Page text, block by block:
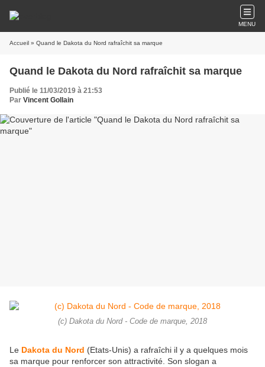
MENU
Accueil » Quand le Dakota du Nord rafraîchit sa marque
Quand le Dakota du Nord rafraîchit sa marque
Publié le 11/03/2019 à 21:53
Par Vincent Gollain
(c) Dakota du Nord - Code de marque, 2018
Le Dakota du Nord (Etats-Unis) a rafraîchi il y a quelques mois
sa marque pour renforcer son attractivité. Son slogan a